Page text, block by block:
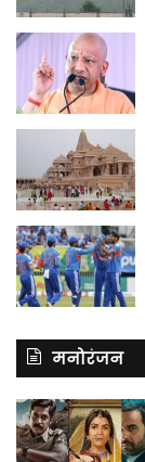
मनोरंजन